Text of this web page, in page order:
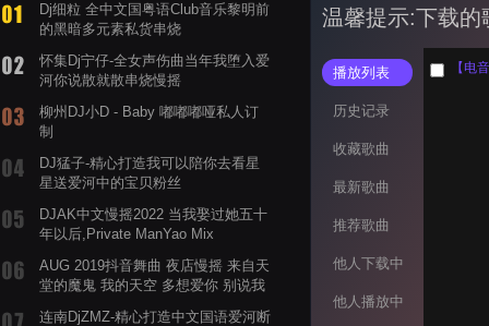
Dj细粒 全中文国粤语Club音乐黎明前
的黑暗多元素私货串烧
怀集Dj宁仔-全女声伤曲当年我堕入爱
河你说散就散串烧慢摇
柳州DJ小D - Baby 嘟嘟嘟哑私人订
制
DJ猛子-精心打造我可以陪你去看星
星送爱河中的宝贝粉丝
DJAK中文慢摇2022 当我娶过她五十
年以后,Private ManYao Mix
AUG 2019抖音舞曲 夜店慢摇 来自天
堂的魔鬼 我的天空 多想爱你 别说我
连南DjZMZ-精心打造中文国语爱河断
温馨提示:下载的
播放列表
历史记录
收藏歌曲
最新歌曲
推荐歌曲
他人下载中
他人播放中
【电